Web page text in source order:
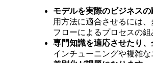
モデルを実際のビジネス
用方法に適合させるには
フローによるプロセスの
専門知識を適応させたり
インチューニングや複雑